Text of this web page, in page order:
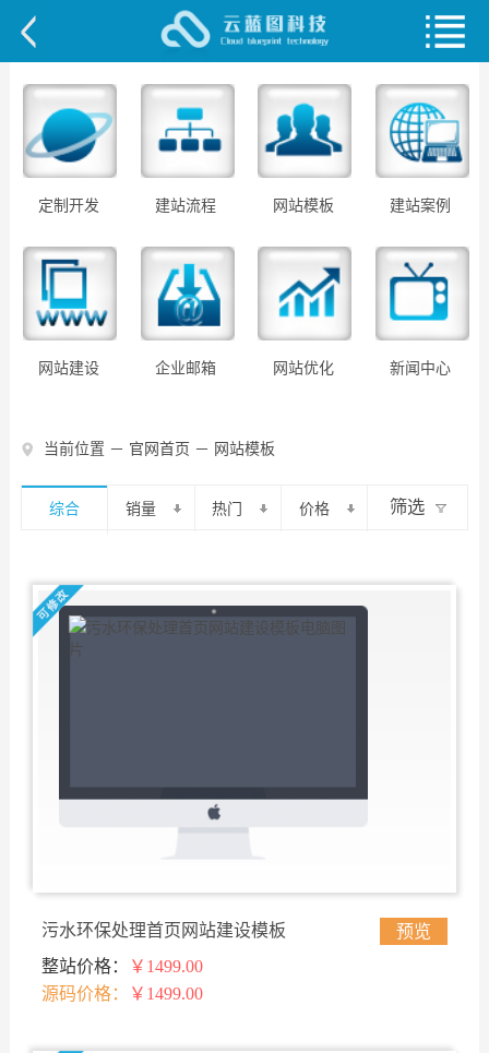
定制开发 建站流程 网站模板 建站案例
网站建设 企业邮箱 网站优化 新闻中心
当前位置 － 官网首页 － 网站模板
综合 销量 热门 价格 筛选
污水环保处理首页网站建设模板
预览
整站价格：
￥1499.00
源码价格：
￥1499.00